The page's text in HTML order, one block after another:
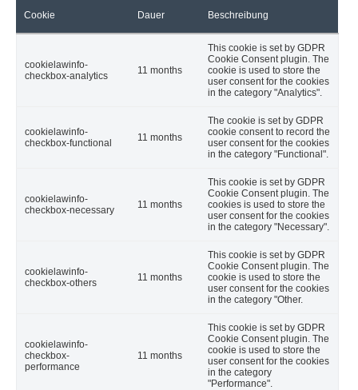
Cookie Dauer Beschreibung
cookielawinfo-
checkbox-analytics
11 months
This cookie is set by GDPR
Cookie Consent plugin. The
cookie is used to store the
user consent for the cookies
in the category "Analytics".
cookielawinfo-
checkbox-functional
11 months
The cookie is set by GDPR
cookie consent to record the
user consent for the cookies
in the category "Functional".
cookielawinfo-
checkbox-necessary
11 months
This cookie is set by GDPR
Cookie Consent plugin. The
cookies is used to store the
user consent for the cookies
in the category "Necessary".
cookielawinfo-
checkbox-others
11 months
This cookie is set by GDPR
Cookie Consent plugin. The
cookie is used to store the
user consent for the cookies
in the category "Other.
cookielawinfo-
checkbox-
performance
11 months
This cookie is set by GDPR
Cookie Consent plugin. The
cookie is used to store the
user consent for the cookies
in the category
"Performance".